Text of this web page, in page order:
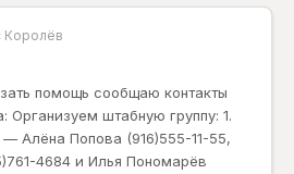
Королёв
помощь сообщаю контакты
Организуем штабную группу: 1.
Алёна Попова (916)555-11-55,
4684 и Илья Пономарёв